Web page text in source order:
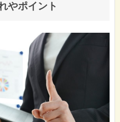
やポイント